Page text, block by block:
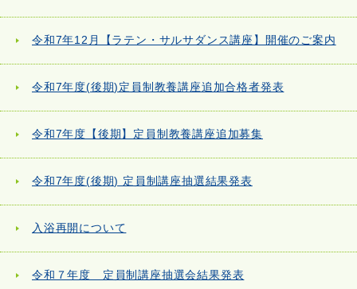
令和7年12月【ラテン・サルサダンス講座】開催のご案内
令和7年度(後期)定員制教養講座追加合格者発表
令和7年度【後期】定員制教養講座追加募集
令和7年度(後期) 定員制講座抽選結果発表
入浴再開について
令和７年度 定員制講座抽選会結果発表